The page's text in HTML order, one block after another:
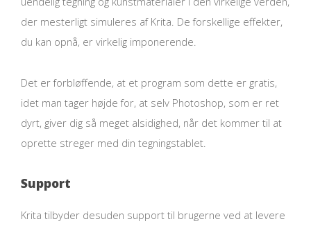
der mesterligt simuleres af Krita. De forskellige effekter,
du kan opnå, er virkelig imponerende.
Det er forbløffende, at et program som dette er gratis,
idet man tager højde for, at selv Photoshop, som er ret
dyrt, giver dig så meget alsidighed, når det kommer til at
oprette streger med din tegningstablet.
Support
Krita tilbyder desuden support til brugerne ved at levere